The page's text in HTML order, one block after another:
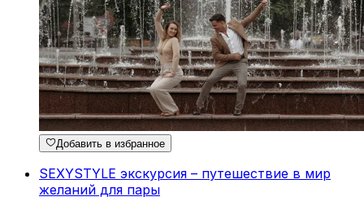
Добавить в избранное
SEXYSTYLE экскурсия – путешествие в мир
желаний для пары